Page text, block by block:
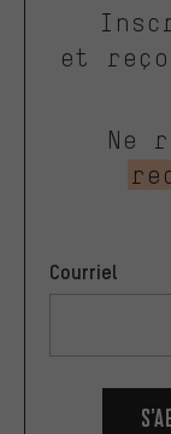
et
Ne
Courriel